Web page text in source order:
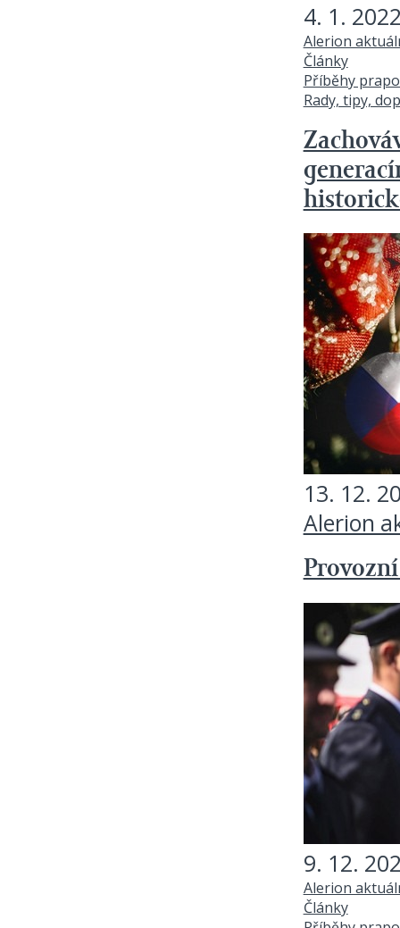
4. 1.
Alerion
Články
Příběhy
Rady, tipy,
13. 12.
Alerion
9. 12.
Alerion
Články